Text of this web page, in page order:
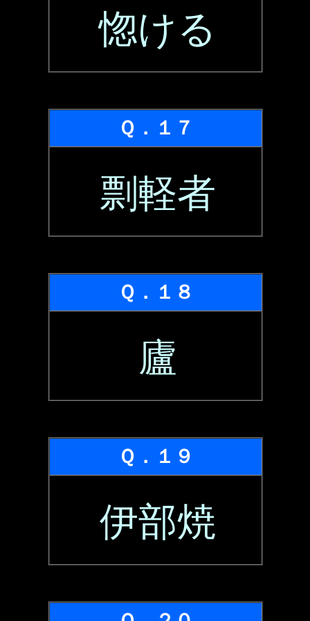
惚ける
Ｑ．１７
剽軽者
Ｑ．１８
廬
Ｑ．１９
伊部焼